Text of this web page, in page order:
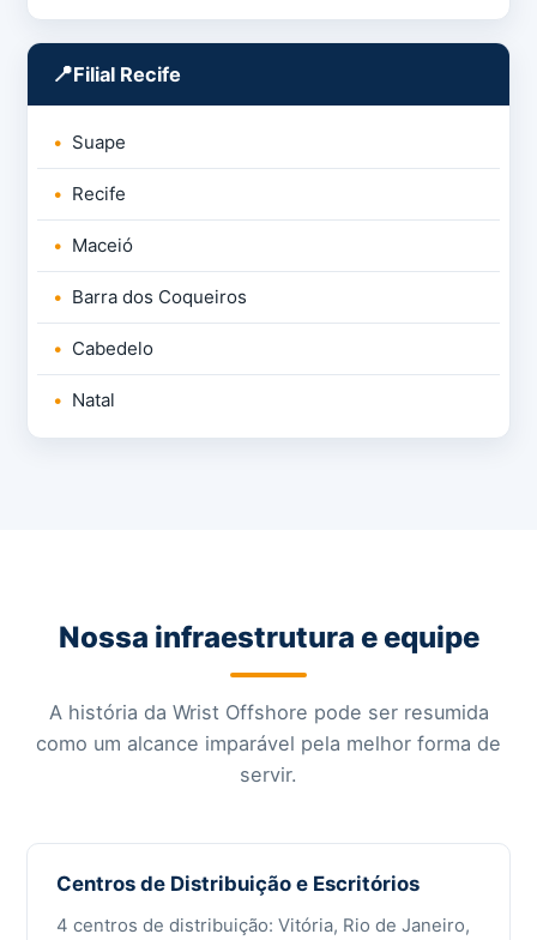
Filial Recife
Suape
Recife
Maceió
Barra dos Coqueiros
Cabedelo
Natal
Nossa infraestrutura e equipe
A história da Wrist Offshore pode ser resumida
como um alcance imparável pela melhor forma de
servir.
Centros de Distribuição e Escritórios
4 centros de distribuição: Vitória, Rio de Janeiro,